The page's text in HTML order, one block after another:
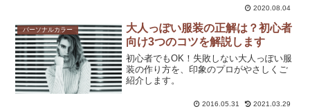
2020.08.04
パーソナルカラー
大人っぽい服装の正解は？初心者
向け3つのコツを解説します
初心者でもOK！失敗しない大人っぽい服
装の作り方を、印象のプロがやさしくご
紹介します。
2016.05.31 2021.03.29